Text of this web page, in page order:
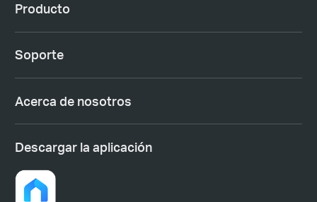
Producto
Soporte
Acerca de nosotros
Descargar la aplicación